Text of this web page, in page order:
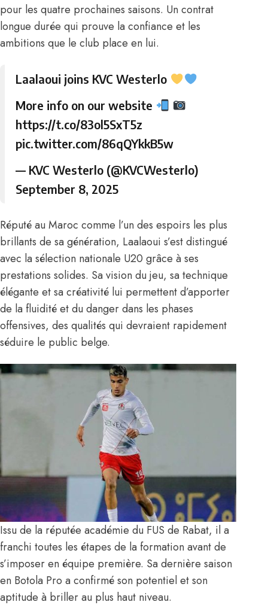
pour les quatre prochaines saisons. Un contrat
longue durée qui prouve la confiance et les
ambitions que le club place en lui.
Laalaoui joins KVC Westerlo
More info on our website
https://t.co/83ol5SxT5z
pic.twitter.com/86qQYkkB5w
— KVC Westerlo (@KVCWesterlo)
September 8, 2025
Réputé au Maroc comme l’un des espoirs les plus
brillants de sa génération, Laalaoui s’est distingué
avec la sélection nationale U20 grâce à ses
prestations solides. Sa vision du jeu, sa technique
élégante et sa créativité lui permettent d’apporter
de la fluidité et du danger dans les phases
offensives, des qualités qui devraient rapidement
séduire le public belge.
Issu de la réputée académie du FUS de Rabat, il a
franchi toutes les étapes de la formation avant de
s’imposer en équipe première. Sa dernière saison
en Botola Pro a confirmé son potentiel et son
aptitude à briller au plus haut niveau.